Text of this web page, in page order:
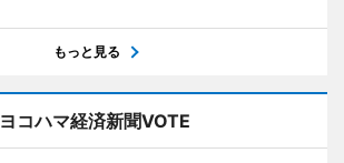
もっと見る
ヨコハマ経済新聞VOTE